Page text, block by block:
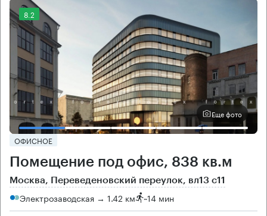
8.2
Еще фото
ОФИСНОЕ
Помещение под офис, 838 кв.м
Москва, Переведеновский переулок, вл13 с11
Электрозаводская → 1.42 км ~14 мин